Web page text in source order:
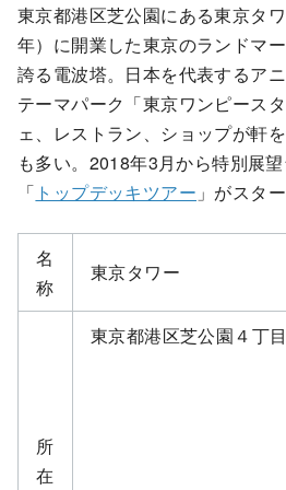
東京都港区芝公園にある東京タ
年）に開業した東京のランドマ
誇る電波塔。日本を代表するア
テーマパーク「東京ワンピース
ェ、レストラン、ショップが軒
も多い。2018年3月から特別展
「 トップデッキツアー 」がスタ
名
称
東京タワー
所
在
東京都港区芝公園４丁